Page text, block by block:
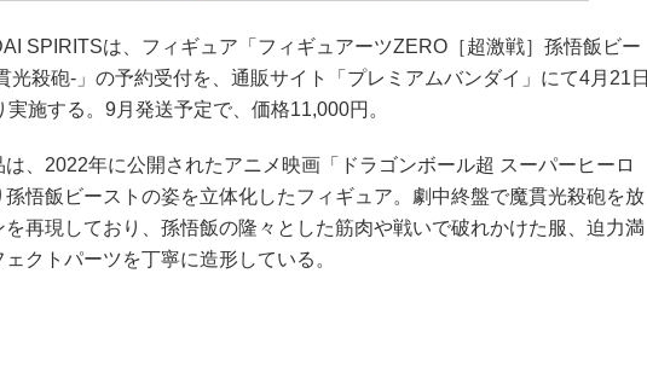
SPIRITSは、フィギュア「フィギュアーツZERO［超激戦］孫悟飯ビー
光殺砲-」の予約受付を、通販サイト「プレミアムバンダイ」にて4月21日
実施する。9月発送予定で、価格11,000円。
、2022年に公開されたアニメ映画「ドラゴンボール超 スーパーヒーロ
孫悟飯ビーストの姿を立体化したフィギュア。劇中終盤で魔貫光殺砲を放
を再現しており、孫悟飯の隆々とした筋肉や戦いで破れかけた服、迫力満
ェクトパーツを丁寧に造形している。